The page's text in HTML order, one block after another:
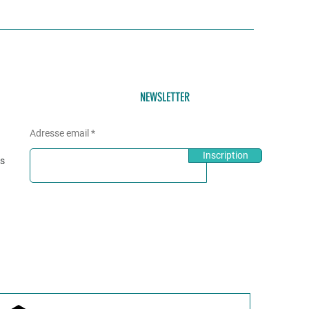
NEWSLETTER
Adresse email
Inscription